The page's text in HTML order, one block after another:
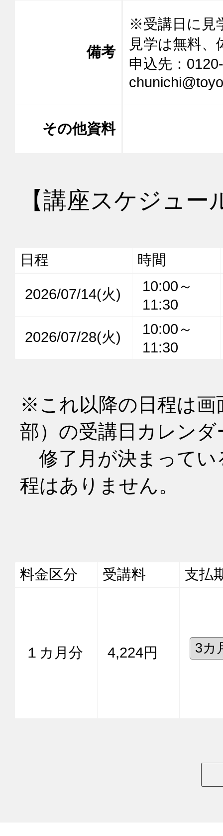
備考
※受講日に見
見学は無料、
申込先：
その他資料
【講座スケジュー
日程 時間
2026/07/14(火)
10:00～
11:30
2026/07/28(火)
10:00～
11:30
※これ以降の日程は画
部）の受講日カレン
修了月が決まってい
程はありません。
料金区分 受講料 支払
１カ月分 4,224円